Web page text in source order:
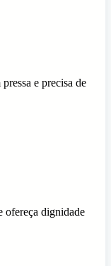
e precisa de
ofereça dignidade